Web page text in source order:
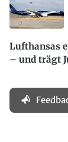
Lufthansas
– und trägt